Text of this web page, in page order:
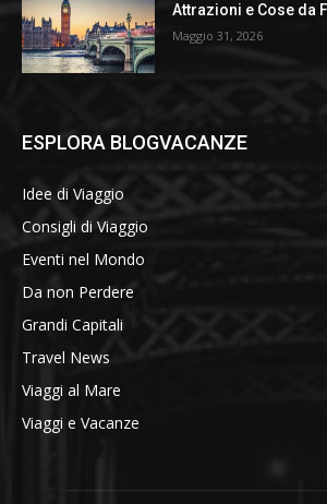
Attrazioni e Cose da
Maggio 31, 2026
ESPLORA BLOGVACANZE
Idee di Viaggio
Consigli di Viaggio
Eventi nel Mondo
Da non Perdere
Grandi Capitali
Travel News
Viaggi al Mare
Viaggi e Vacanze